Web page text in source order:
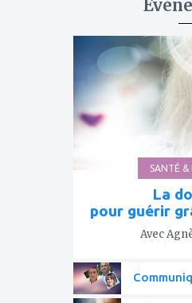
mes
favoris
SANTÉ &
La
pour guérir
Avec